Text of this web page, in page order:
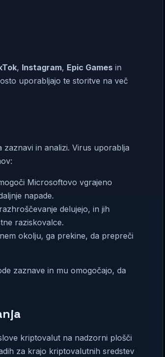
, Instagram, Epic Games in
uporabljajo te storitve na več
in analizi. Virus uporablja
Microsoftovo vgrajeno
napade.
delujejo, in jih
raziskovalce.
okolju, ga prekine, da prepreči
zaznave in mu omogočajo, da
kriptovalut na nadzorni plošči
za krajo kriptovalutnih sredstev